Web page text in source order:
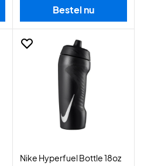
Bestel nu
Nike Hyperfuel Bottle 18oz